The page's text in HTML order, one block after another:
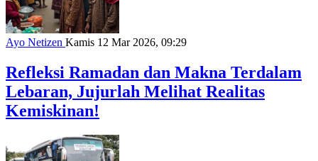
Ayo Netizen Kamis 12 Mar 2026, 09:29
Refleksi Ramadan dan Makna Terdalam
Lebaran, Jujurlah Melihat Realitas
Kemiskinan!